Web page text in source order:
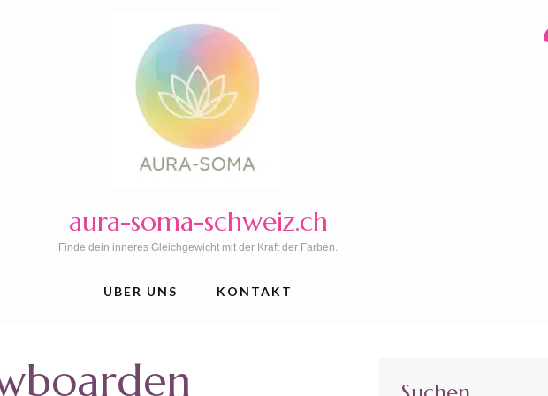
aura-soma-schweiz.ch
Finde dein inneres Gleichgewicht mit der Kraft der Farben.
ÜBER UNS KONTAKT